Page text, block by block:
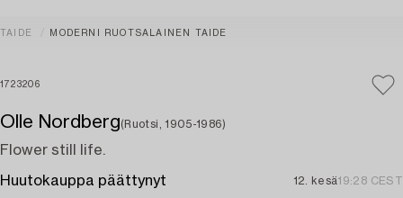
TAIDE MODERNI RUOTSALAINEN TAIDE
1723206
Olle Nordberg(Ruotsi, 1905-1986)
Flower still life.
Huutokauppa päättynyt 12. kesä19:28 CEST